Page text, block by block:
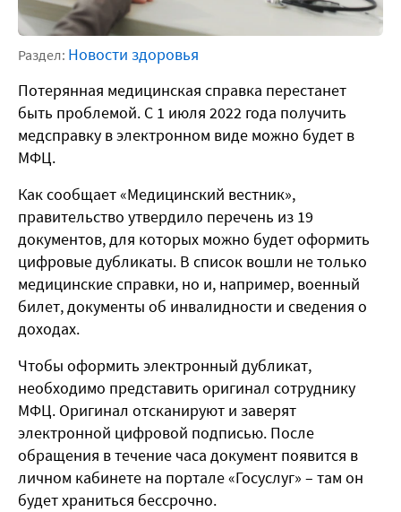
Раздел: Новости здоровья
Потерянная медицинская справка перестанет
быть проблемой. С 1 июля 2022 года получить
медсправку в электронном виде можно будет в
МФЦ.
Как сообщает «Медицинский вестник»,
правительство утвердило перечень из 19
документов, для которых можно будет оформить
цифровые дубликаты. В список вошли не только
медицинские справки, но и, например, военный
билет, документы об инвалидности и сведения о
доходах.
Чтобы оформить электронный дубликат,
необходимо представить оригинал сотруднику
МФЦ. Оригинал отсканируют и заверят
электронной цифровой подписью. После
обращения в течение часа документ появится в
личном кабинете на портале «Госуслуг» – там он
будет храниться бессрочно.